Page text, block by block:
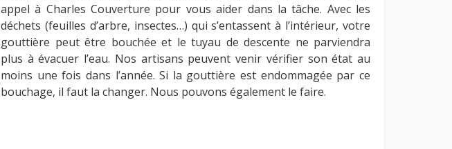
appel à Charles Couverture pour vous aider dans la tâche. Avec les
déchets (feuilles d’arbre, insectes…) qui s’entassent à l’intérieur, votre
gouttière peut être bouchée et le tuyau de descente ne parviendra
plus à évacuer l’eau. Nos artisans peuvent venir vérifier son état au
moins une fois dans l’année. Si la gouttière est endommagée par ce
bouchage, il faut la changer. Nous pouvons également le faire.